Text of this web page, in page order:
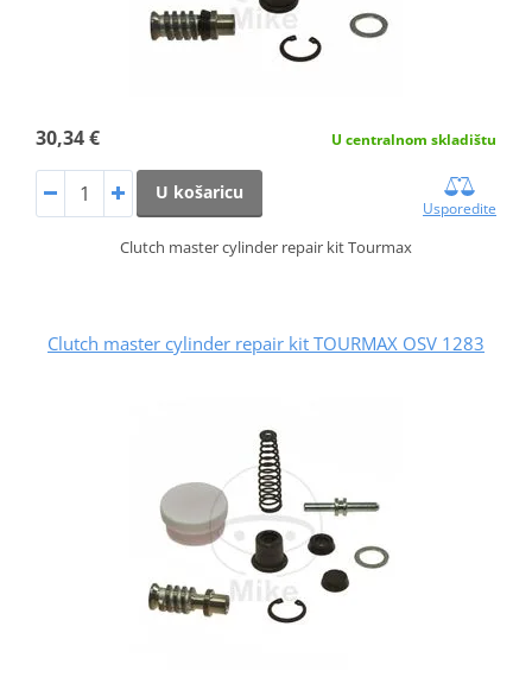
30,34 € U centralnom skladištu
U košaricu
Usporedite
Clutch master cylinder repair kit Tourmax
Clutch master cylinder repair kit TOURMAX OSV 1283